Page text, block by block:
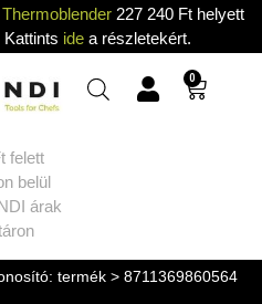
Thermoblender 227 240 Ft helyett
Kattints idea részletekért.
0
felett
belül
árak
termék > 8711369860564